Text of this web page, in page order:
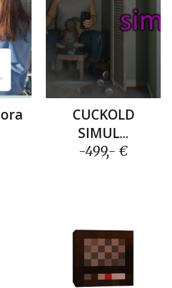
CUCKOLD
SIMUL...
-499,- €